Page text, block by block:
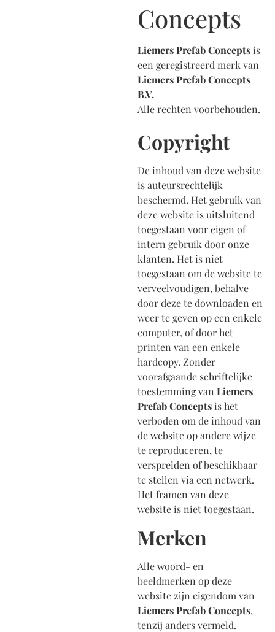
Concepts
Liemers Prefab Conceptsis
een geregistreerd merk van
Liemers Prefab Concepts
B.V.
Alle rechten voorbehouden.
Copyright
De inhoud van deze website
is auteursrechtelijk
beschermd. Het gebruik van
deze website is uitsluitend
toegestaan voor eigen of
intern gebruik door onze
klanten. Het is niet
toegestaan om de website te
verveelvoudigen, behalve
door deze te downloaden en
weer te geven op een enkele
computer, of door het
printen van een enkele
hardcopy. Zonder
voorafgaande schriftelijke
toestemming van Liemers
Prefab Conceptsis het
verboden om de inhoud van
de website op andere wijze
te reproduceren, te
verspreiden of beschikbaar
te stellen via een netwerk.
Het framen van deze
website is niet toegestaan.
Merken
Alle woord- en
beeldmerken op deze
website zijn eigendom van
Liemers Prefab Concepts,
tenzij anders vermeld.